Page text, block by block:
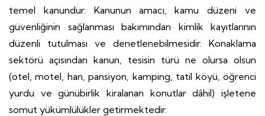
temel kanundur. Kanunun amacı, kamu düzeni ve
güvenliğinin sağlanması bakımından kimlik kayıtlarının
düzenli tutulması ve denetlenebilmesidir. Konaklama
sektörü açısından kanun, tesisin türü ne olursa olsun
(otel, motel, han, pansiyon, kamping, tatil köyü, öğrenci
yurdu ve günübirlik kiralanan konutlar dâhil) işletene
somut yükümlülükler getirmektedir.